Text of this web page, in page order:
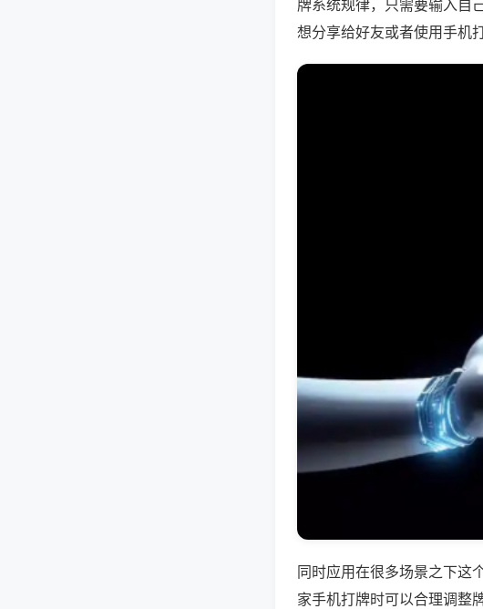
牌系统规律，只需要输入自
想分享给好友或者使用手机
同时应用在很多场景之下这
家手机打牌时可以合理调整